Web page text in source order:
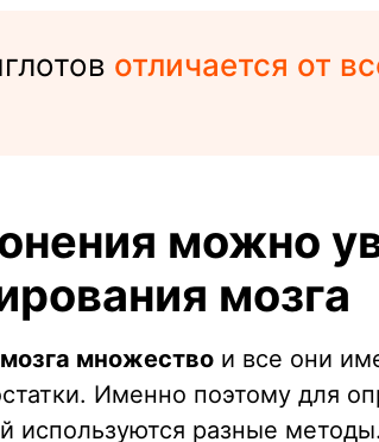
отличается от
можно
мозга
множество и все они
Именно поэтому для
используются разные методы.